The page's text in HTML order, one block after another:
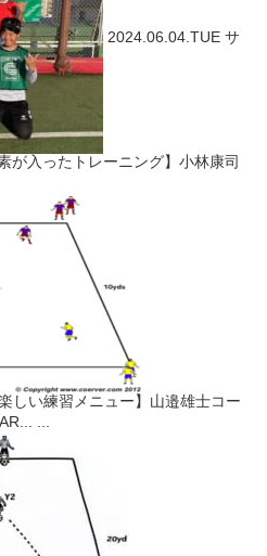
2024.06.04.TUE サ
が入ったトレーニング】小林康司
楽しい練習メニュー】山邉雄士コー
...